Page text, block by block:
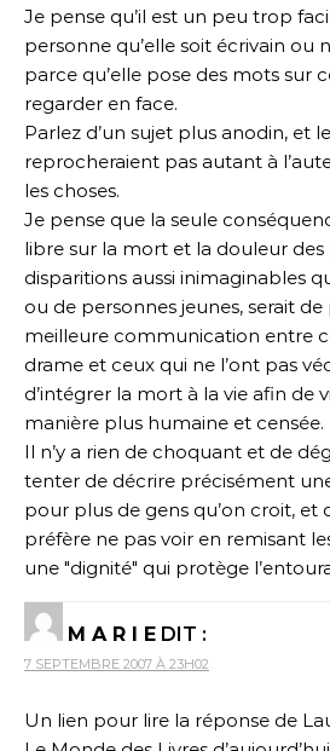
Je pense qu’il est un peu trop
personne qu’elle soit écrivain ou
parce qu’elle pose des mots sur
regarder en face.
Parlez d’un sujet plus anodin, et
reprocheraient pas autant à
les choses.
Je pense que la seule
libre sur la mort et la douleur
disparitions aussi inimaginables
ou de personnes jeunes, serait
meilleure communication entre
drame et ceux qui ne l’ont pas
d’intégrer la mort à la vie afin de
manière plus humaine et censée.
Il n’y a rien de choquant et de
tenter de décrire précisément
pour plus de gens qu’on croit, et
préfère ne pas voir en remisant
une "dignité" qui protège
M A R I E DIT :
7 SEPTEMBRE 2007 À 23H02
Un lien pour lire la réponse de